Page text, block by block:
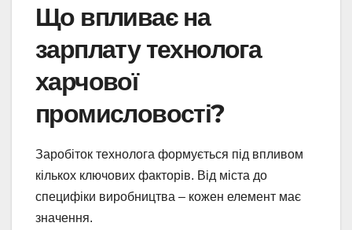
Що впливає на
зарплату технолога
харчової
промисловості?
Заробіток технолога формується під впливом
кількох ключових факторів. Від міста до
специфіки виробництва – кожен елемент має
значення.